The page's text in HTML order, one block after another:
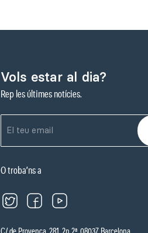
Vols estar al dia?
Rep les últimes notícies.
O troba’ns a